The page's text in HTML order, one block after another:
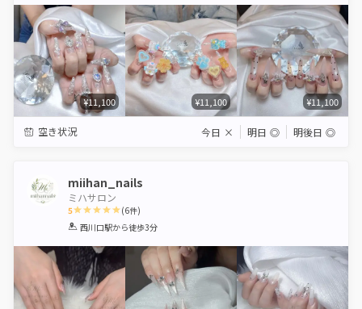
¥11,100 ¥11,100 ¥11,100
空き状況 今日 × 明日 ◎ 明後日 ◎
miihan_nails
ミハサロン
5
1 2 3 4 5
(6件)
西川口駅から徒歩3分